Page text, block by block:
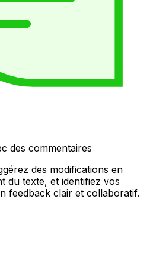
des commentaires
des modifications en
du texte, et identifiez vos
feedback clair et collaboratif.